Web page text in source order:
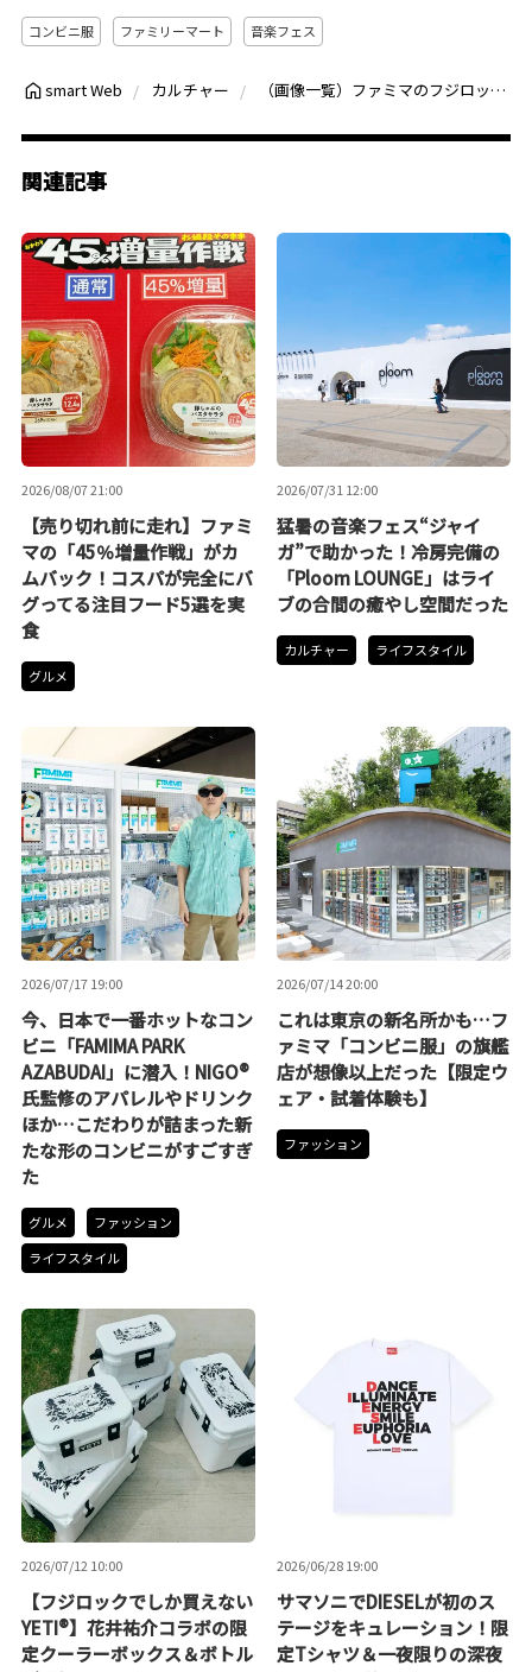
コンビニ服 ファミリーマート 音楽フェス
smart Web カルチャー （画像一覧）ファミマのフジロック限定コラボが可愛すぎる！今年は“使えるサコッシュ”も登場
関連記事
2026/08/07 21:00
【売り切れ前に走れ】ファミ
マの「45％増量作戦」がカ
ムバック！コスパが完全にバ
グってる注目フード5選を実
食
グルメ
2026/07/31 12:00
猛暑の音楽フェス“ジャイ
ガ”で助かった！冷房完備の
「Ploom LOUNGE」はライ
ブの合間の癒やし空間だった
カルチャー ライフスタイル
2026/07/17 19:00
今、日本で一番ホットなコン
ビニ「FAMIMA PARK
AZABUDAI」に潜入！NIGO®
氏監修のアパレルやドリンク
ほか…こだわりが詰まった新
たな形のコンビニがすごすぎ
た
グルメ
ファッション
ライフスタイル
2026/07/14 20:00
これは東京の新名所かも…フ
ァミマ「コンビニ服」の旗艦
店が想像以上だった【限定ウ
ェア・試着体験も】
ファッション
2026/07/12 10:00
【フジロックでしか買えない
YETI®】花井祐介コラボの限
定クーラーボックス＆ボトル
2026/06/28 19:00
サマソニでDIESELが初のス
テージをキュレーション！限
定Tシャツ＆一夜限りの深夜